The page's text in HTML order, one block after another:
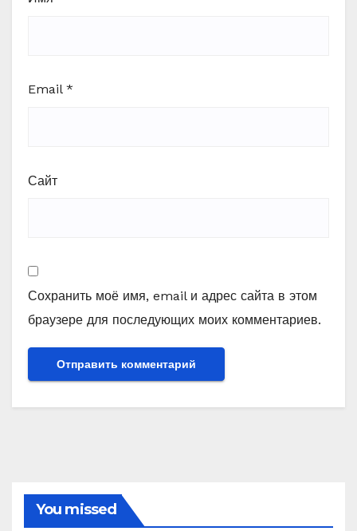
Email *
Сайт
Сохранить моё имя, email и адрес сайта в этом
браузере для последующих моих комментариев.
You missed